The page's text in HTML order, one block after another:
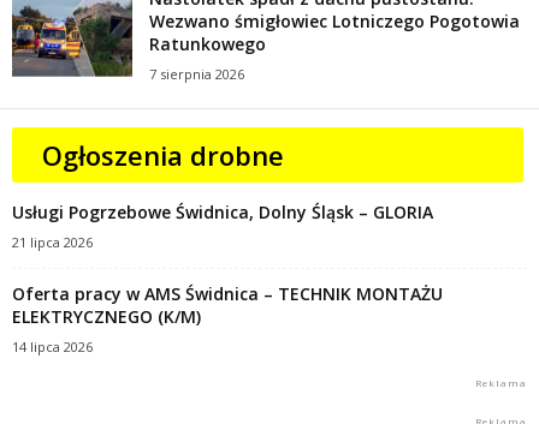
Wezwano śmigłowiec Lotniczego Pogotowia
Ratunkowego
7 sierpnia 2026
Ogłoszenia drobne
Usługi Pogrzebowe Świdnica, Dolny Śląsk – GLORIA
21 lipca 2026
Oferta pracy w AMS Świdnica – TECHNIK MONTAŻU
ELEKTRYCZNEGO (K/M)
14 lipca 2026